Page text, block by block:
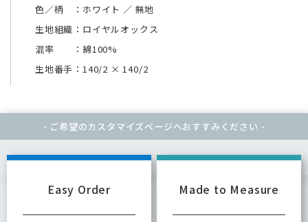
色／柄 ：ホワイト ／ 無地
生地組織：ロイヤルオックス
混率 ：綿100%
生地番手：140/2 × 140/2
- ご希望のカスタマイズページへおすすみください -
Easy Order Made to Measure